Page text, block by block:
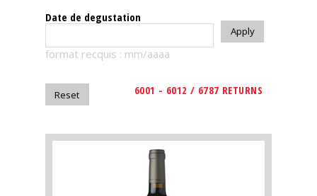
The
magazine
Magazine
Date de degustation
format recquis : mm/aaaa
6001 - 6012 / 6787 RETURNS